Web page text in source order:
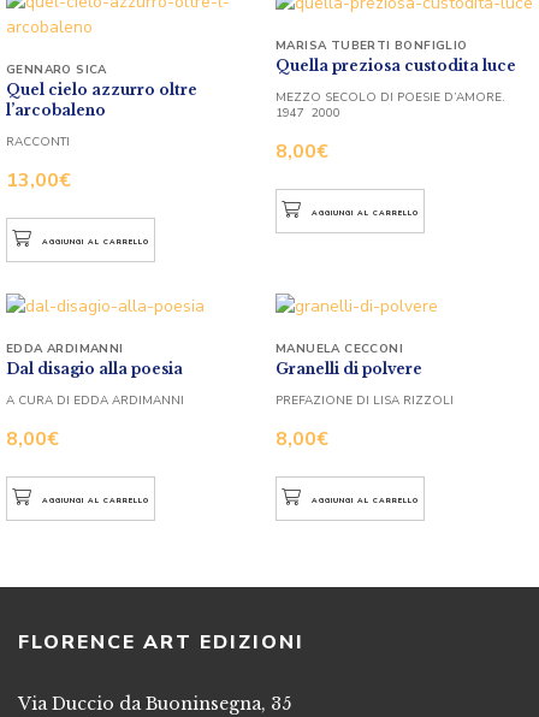
Quel cielo azzurro oltre
l’arcobaleno
13,00€
GENNARO SICA
RACCONTI
AGGIUNGI AL CARRELLO
Quella preziosa custodita luce
8,00€
MARISA TUBERTI BONFIGLIO
MEZZO SECOLO DI POESIE D’AMORE.
1947  2000
AGGIUNGI AL CARRELLO
Dal disagio alla poesia
8,00€
EDDA ARDIMANNI
A CURA DI EDDA ARDIMANNI
AGGIUNGI AL CARRELLO
Granelli di polvere
8,00€
MANUELA CECCONI
PREFAZIONE DI LISA RIZZOLI
AGGIUNGI AL CARRELLO
FLORENCE ART EDIZIONI
Via Duccio da Buoninsegna, 35